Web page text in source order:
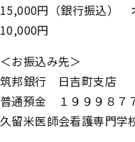
15,000円（銀行振込）
10,000円
＜お振込み先＞
筑邦銀行 日吉町支店
普通預金 １９９９８７
久留米医師会看護専門